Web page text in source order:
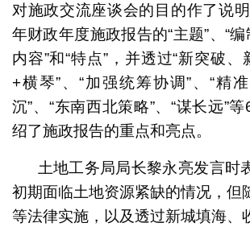
对施政交流座谈会的目的作了说
年财政年度施政报告的“主题”、“编
内容”和“特点”，并透过“新突破、
+横琴”、“加强统筹协调”、“精
沉”、“东南西北策略”、“谋长远”
绍了施政报告的重点和亮点。
土地工务局局长黎永亮发言时
初期面临土地资源紧缺的情况，但
等法律实施，以及透过新城填海、